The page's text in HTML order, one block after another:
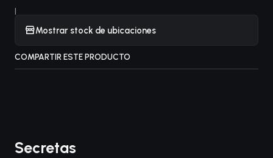
|
Mostrar stock de ubicaciones
COMPARTIR ESTE PRODUCTO
Secretas